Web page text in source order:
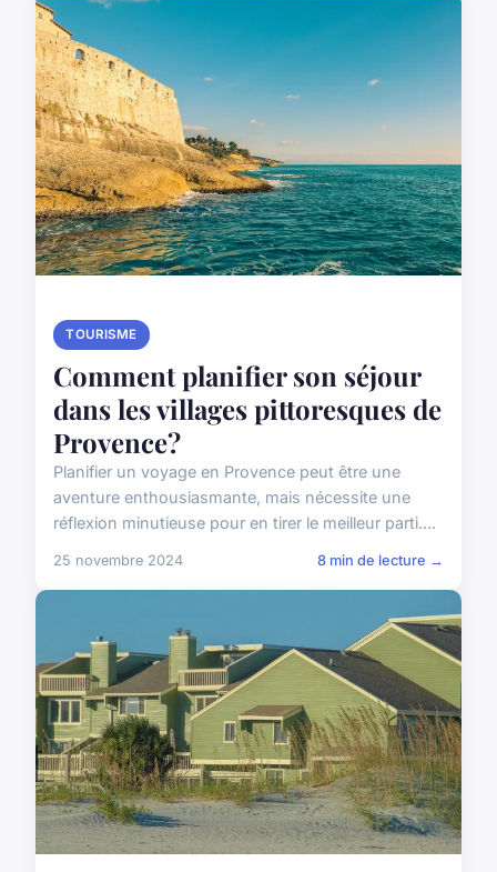
TOURISME
Comment planifier son séjour
dans les villages pittoresques de
Provence?
Planifier un voyage en Provence peut être une
aventure enthousiasmante, mais nécessite une
réflexion minutieuse pour en tirer le meilleur parti....
25 novembre 2024 8 min de lecture →